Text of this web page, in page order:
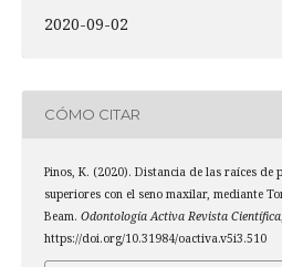
2020-09-02
CÓMO CITAR
Pinos, K. (2020). Distancia de las raíces de
superiores con el seno maxilar, mediante
Beam. Odontología Activa Revista Científica,
https://doi.org/10.31984/oactiva.v5i3.510